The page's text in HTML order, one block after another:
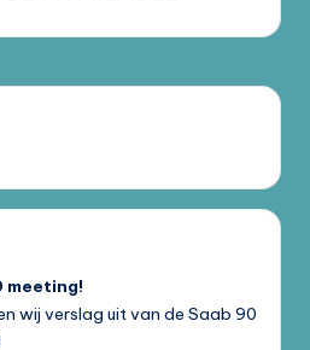
meeting!
wij verslag uit van de Saab 90